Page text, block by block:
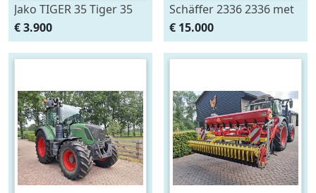
Jako TIGER 35 Tiger 35
kipper/bakkenwagen (bj
2005)
€ 3.900
Schäffer 2336 2336 met
bak en mestklem (bj
2009)
€ 15.000